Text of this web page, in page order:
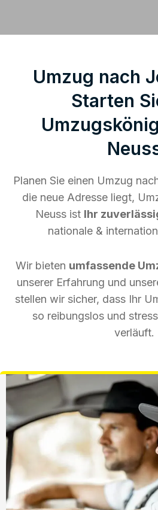
Umzug nach
Starten
Planen Sie einen Umzug
die neue Adresse liegt,
Neuss ist Ihr
nationale &
Wir bieten umfassende
unserer Erfahrung und
stellen wir sicher, dass Ihr
so reibungslos und
verläuft.